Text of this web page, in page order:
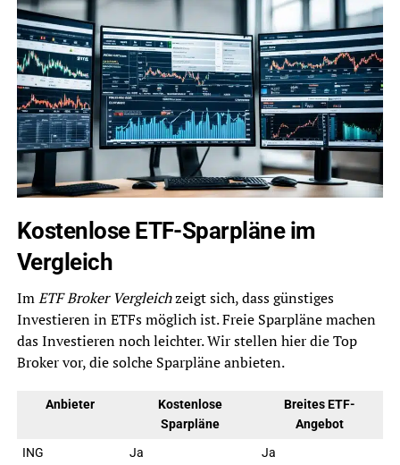
Kostenlose ETF-Sparpläne im
Vergleich
ImETF Broker Vergleichzeigt sich, dass günstiges
Investieren in ETFs möglich ist. Freie Sparpläne machen
das Investieren noch leichter. Wir stellen hier die Top
Broker vor, die solche Sparpläne anbieten.
Anbieter
Kostenlose
Sparpläne
Breites ETF-
Angebot
ING
Ja
Ja